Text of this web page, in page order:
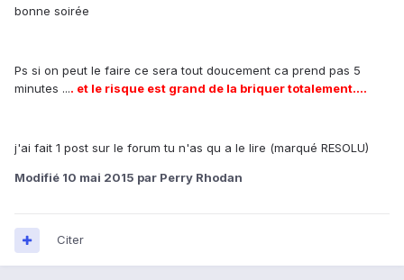
bonne soirée
Ps si on peut le faire ce sera tout doucement ca prend pas 5
minutes .... et le risque est grand de la briquer totalement....
j'ai fait 1 post sur le forum tu n'as qu a le lire (marqué RESOLU)
Modifié 10 mai 2015 par Perry Rhodan
Citer